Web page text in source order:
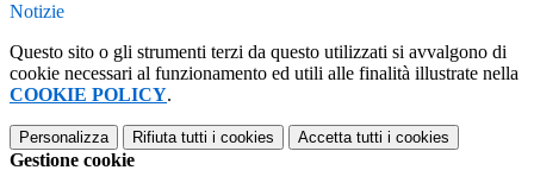
Notizie
Questo sito o gli strumenti terzi da questo utilizzati si avvalgono di
cookie necessari al funzionamento ed utili alle finalità illustrate nella
COOKIE POLICY.
Personalizza Rifiuta tutti i cookies Accetta tutti i cookies
Gestione cookie